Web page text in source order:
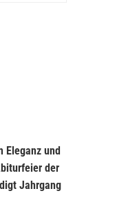
Eleganz und
der
Jahrgang